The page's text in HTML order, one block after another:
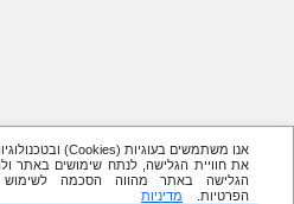
את חוויית הגלישה, לנתח שימושים באתר
הגלישה באתר מהווה הסכמה
הפרטיות.
מדיניות